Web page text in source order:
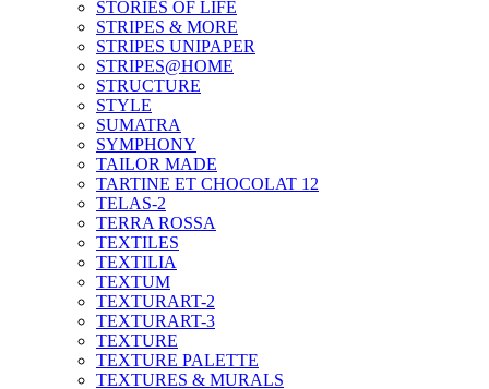
STORIES OF LIFE
STRIPES & MORE
STRIPES UNIPAPER
STRIPES@HOME
STRUCTURE
STYLE
SUMATRA
SYMPHONY
TAILOR MADE
TARTINE ET CHOCOLAT 12
TELAS-2
TERRA ROSSA
TEXTILES
TEXTILIA
TEXTUM
TEXTURART-2
TEXTURART-3
TEXTURE
TEXTURE PALETTE
TEXTURES & MURALS